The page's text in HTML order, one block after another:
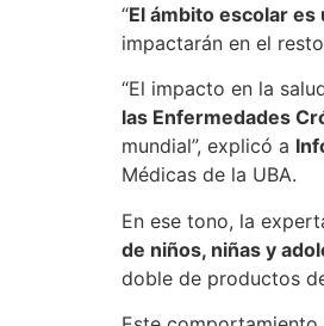
“El ámbito escolar
impactarán en el
“El impacto en la
las Enfermedades
mundial”, explicó a
Médicas de la UBA.
En ese tono, la
de niños, niñas y
doble de productos